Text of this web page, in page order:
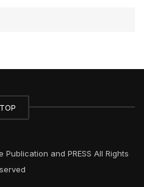
TOP
and PRESS All Rights